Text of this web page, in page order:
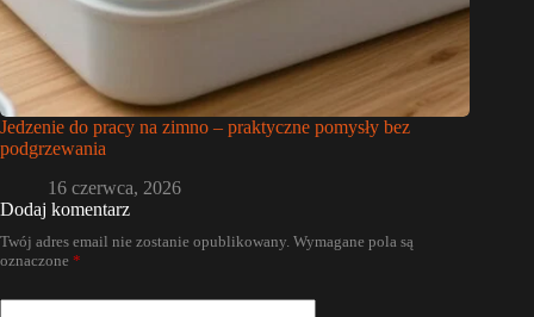
Jedzenie do pracy na zimno – praktyczne pomysły bez
podgrzewania
16 czerwca, 2026
Dodaj komentarz
Twój adres email nie zostanie opublikowany. Wymagane pola są
oznaczone *